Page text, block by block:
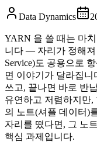
Data Dynamics
YARN 을 쓸 때는 마
니다 — 자리가 정해져
Service)도 공용으로
면 이야기가 달라집니
쓰고, 끝나면 바로 반
유연하고 저렴하지만
의 노트(셔플 데이터)
자리를 떴다면, 그 노
핵심 과제입니다.